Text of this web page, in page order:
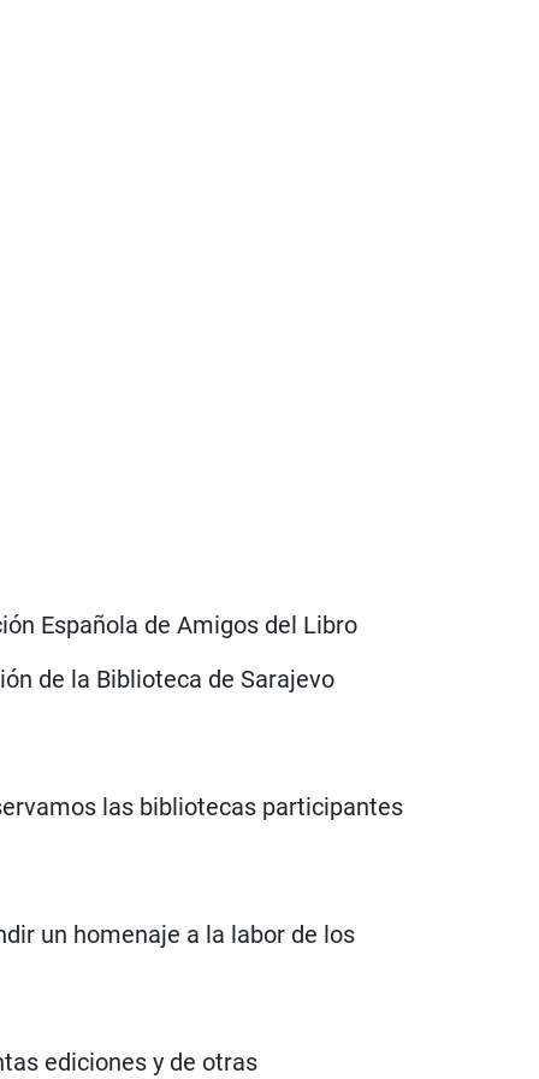
Española de Amigos del Libro
de la Biblioteca de Sarajevo
las bibliotecas participantes
un homenaje a la labor de los
ediciones y de otras